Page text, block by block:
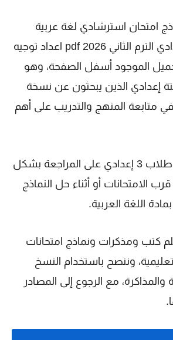
امتحان استرشادي لغة عربية
للصف الثالث الاعدادي الترم الثاني 2026 pdf اعداد توجيه
الموجود أسفل الصفحة، وهو
إعدادي الذين يبحثون عن نسخة
متابعة المنهج والتدريب على أهم
يساعد هذا الملف طلاب 3 إعدادي على المراجعة بشكل
الامتحانات أو أثناء حل النماذج
اللغة العربية.
كتب ومذكرات ونماذج امتحانات
وننصح باستخدام النسخ
والمذاكرة، مع الرجوع إلى المصادر